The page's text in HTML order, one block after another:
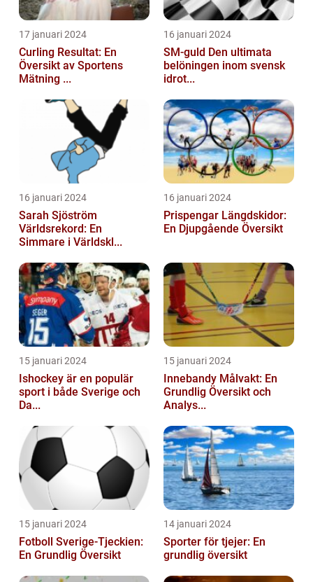
17 januari 2024
Curling Resultat: En
Översikt av Sportens
Mätning ...
16 januari 2024
SM-guld Den ultimata
belöningen inom svensk
idrot...
16 januari 2024
Sarah Sjöström
Världsrekord: En
Simmare i Världskl...
16 januari 2024
Prispengar Längdskidor:
En Djupgående Översikt
15 januari 2024
Ishockey är en populär
sport i både Sverige och
Da...
15 januari 2024
Innebandy Målvakt: En
Grundlig Översikt och
Analys...
15 januari 2024
Fotboll Sverige-Tjeckien:
En Grundlig Översikt
14 januari 2024
Sporter för tjejer: En
grundlig översikt